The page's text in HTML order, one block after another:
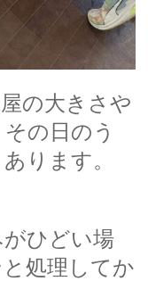
の大きさや
の日のう
ります。
ひどい場
処理してか